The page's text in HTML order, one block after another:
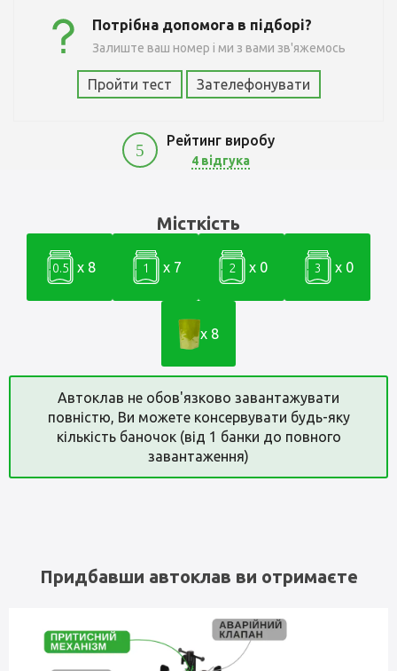
Потрібна допомога в підборі?
Залиште ваш номер і ми з вами зв'яжемось
Пройти тест Зателефонувати
5
Рейтинг виробу
4 відгука
Місткість
0.5 x 8 1 x 7 2 x 0 3 x 0
x 8
Автоклав не обов'язково завантажувати
повністю, Ви можете консервувати будь-яку
кількість баночок (від 1 банки до повного
завантаження)
Придбавши автоклав ви отримаєте